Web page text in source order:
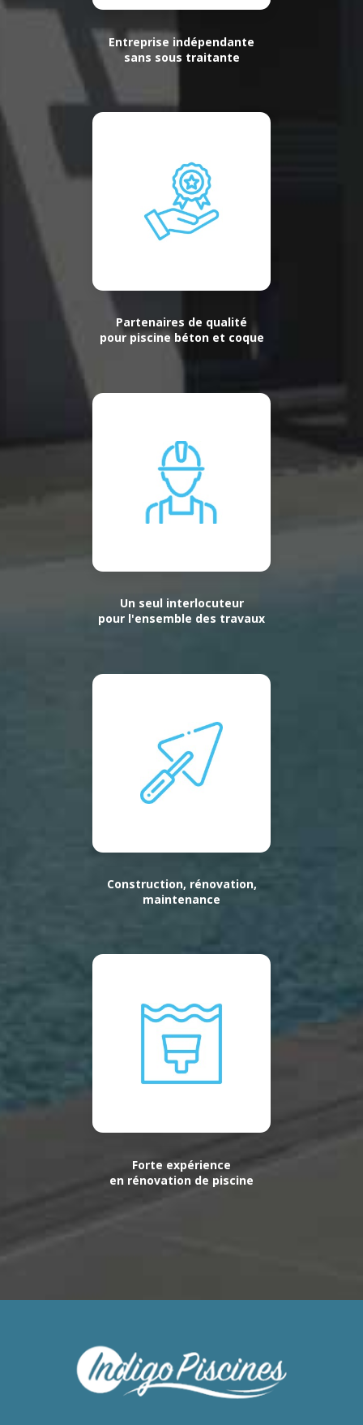
Entreprise indépendante
sans sous traitante
Partenaires de qualité
pour piscine béton et coque
Un seul interlocuteur
pour l'ensemble des travaux
Construction, rénovation,
maintenance
Forte expérience
en rénovation de piscine